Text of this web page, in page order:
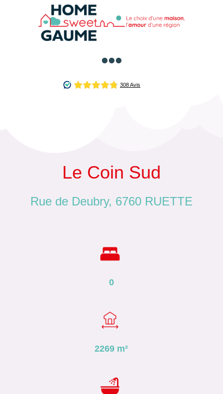

Le Coin Sud
Rue de Deubry, 6760 RUETTE
0
2269 m²